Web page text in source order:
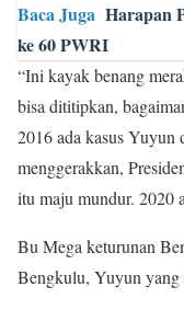
Baca Juga Harapan
ke 60 PWRI
“Ini kayak benang
bisa dititipkan,
2016 ada kasus Yuyun
menggerakkan,
itu maju mundur. 2020
Bu Mega keturunan
Bengkulu, Yuyun yang